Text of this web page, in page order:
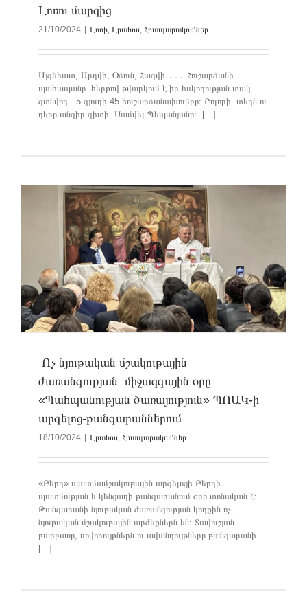
Լոռու մարզից
21/10/2024 Լոռի, Լրահոս, Հրապարակումներ
Այգեհատ, Արդվի, Օձուն, Հագվի ․․․ Հուշարձանի
պահապանը հերթով թվարկում է իր հսկողության տակ
գտնվող 5 գյուղի 45 հուշարձանախումբը։ Բոլորի տեղն ու
դերը անգիր գիտի Սամվել Պեպանյանը։ [...]
Ոչ նյութական մշակութային
ժառանգության միջազգային օրը
«Պահպանության ծառայություն» ՊՈԱԿ-ի
արգելոց-թանգարաններում
18/10/2024 Լրահոս, Հրապարակումներ
«Բերդ» պատմամշակութային արգելոցի Բերդի
պատմության և կենցաղի թանգարանում օրը տոնական է։
Թանգարանի նյութական ժառանգության կողքին ոչ
նյութական մշակութային արժեքներն են։ Տավուշյան
բարբառը, սովորույթներն ու ավանդույթները թանգարանի
[...]